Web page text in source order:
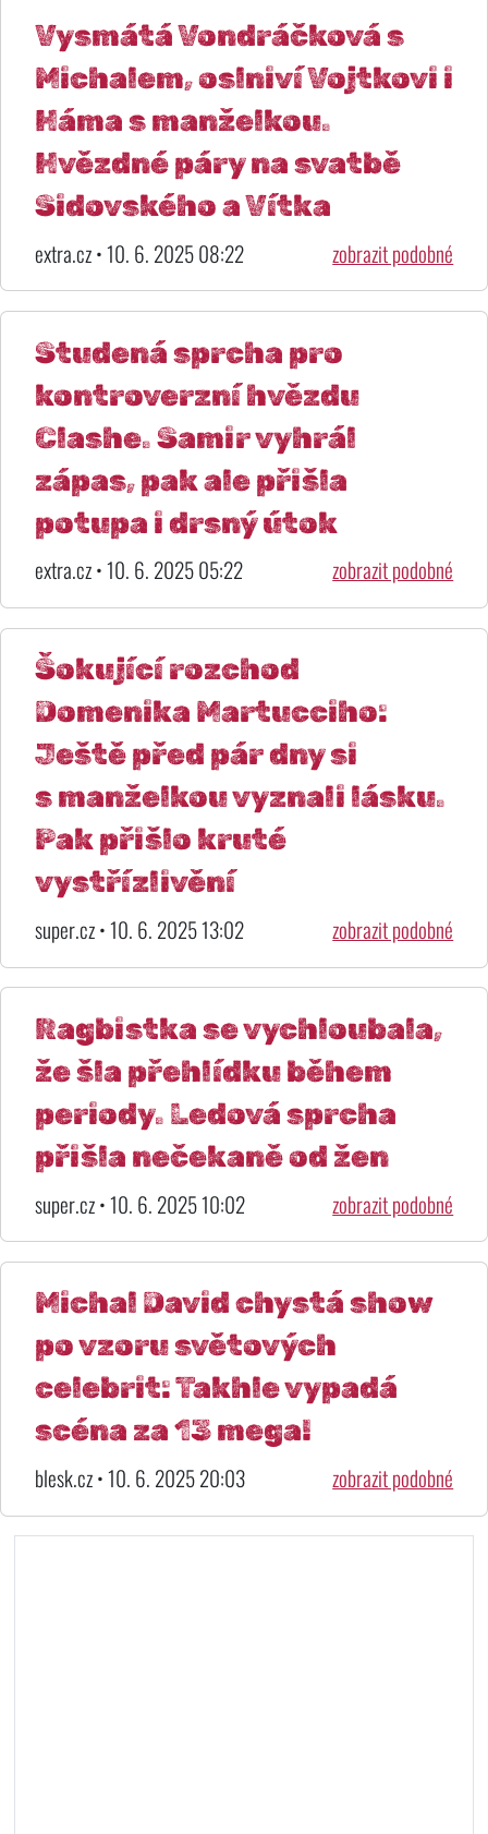
Vysmátá Vondráčková s
Michalem, oslniví Vojtkovi i
Háma s manželkou.
Hvězdné páry na svatbě
Sidovského a Vítka
extra.cz • 10. 6. 2025 08:22 zobrazit podobné
Studená sprcha pro
kontroverzní hvězdu
Clashe. Samir vyhrál
zápas, pak ale přišla
potupa i drsný útok
extra.cz • 10. 6. 2025 05:22 zobrazit podobné
Šokující rozchod
Domenika Martucciho:
Ještě před pár dny si
s manželkou vyznali lásku.
Pak přišlo kruté
vystřízlivění
super.cz • 10. 6. 2025 13:02 zobrazit podobné
Ragbistka se vychloubala,
že šla přehlídku během
periody. Ledová sprcha
přišla nečekaně od žen
super.cz • 10. 6. 2025 10:02 zobrazit podobné
Michal David chystá show
po vzoru světových
celebrit: Takhle vypadá
scéna za 13 mega!
blesk.cz • 10. 6. 2025 20:03 zobrazit podobné